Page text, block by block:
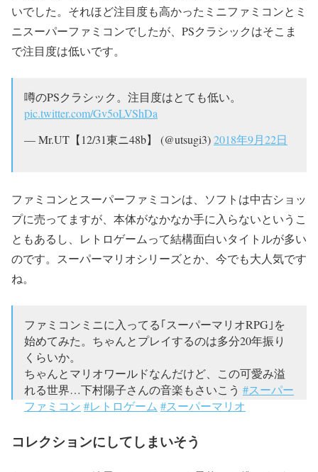
いでした。それほど注目度も高かったミニファミコンとミ
ニスーパーファミコンでしたが、PSクラシックはそこま
で注目度は低いです。
噂のPSクラシック。注目度はとても低い。
pic.twitter.com/Gv5oLVShDa
— Mr.UT【12/31東ニ48b】 (@utsugi3)2018年9月22日
ファミコンとスーパーファミコンは、ソフトは中古ショッ
プに売ってますが、本体がなかなか手に入らないというこ
ともあるし、レトロゲームって結構面白いタイトルが多い
のです。スーパーマリオシリーズとか、今でも大人気です
ね。
ファミコンミニに入ってる｢スーパーマリオRPG｣を
始めてみた。ちゃんとプレイするのは多分20年振り
くらいか。
ちゃんとマリオワールドなんだけど、この可愛み溢
れる世界…下村陽子さんの音楽もさいこう #スーパー
ファミコン #レトロゲーム #スーパーマリオ
— イズミ(杉) (@izu726_sugi) 2018年10月28日
コレクションにしてしまいそう